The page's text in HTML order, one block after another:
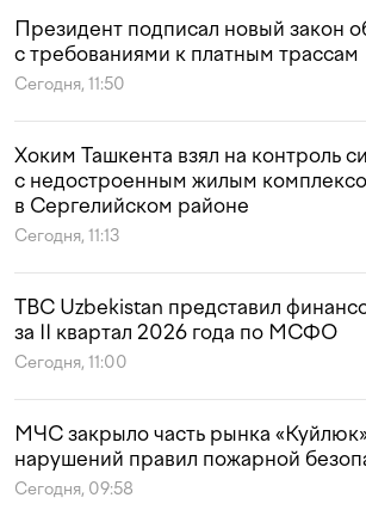
Президент подписал новый закон
с требованиями к платным трассам
Сегодня, 11:50
Хоким Ташкента взял на контроль
с недостроенным жилым
в Сергелийском районе
Сегодня, 11:13
TBC Uzbekistan представил
за II квартал 2026 года по МСФО
Сегодня, 11:00
МЧС закрыло часть рынка
нарушений правил пожарной
Сегодня, 09:58